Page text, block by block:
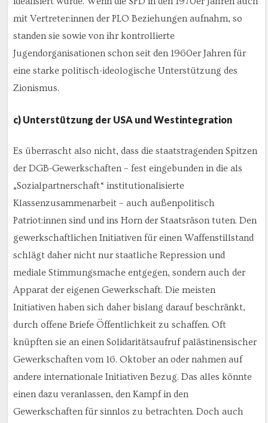
mit Vertreter:innen der PLO Beziehungen aufnahm, so
standen sie sowie von ihr kontrollierte
Jugendorganisationen schon seit den 1960er Jahren für
eine starke politisch-ideologische Unterstützung des
Zionismus.
c) Unterstützung der USA und Westintegration
Es überrascht also nicht, dass die staatstragenden Spitzen
der DGB-Gewerkschaften – fest eingebunden in die als
„Sozialpartnerschaft“ institutionalisierte
Klassenzusammenarbeit – auch außenpolitisch
Patriot:innen sind und ins Horn der Staatsräson tuten. Den
gewerkschaftlichen Initiativen für einen Waffenstillstand
schlägt daher nicht nur staatliche Repression und
mediale Stimmungsmache entgegen, sondern auch der
Apparat der eigenen Gewerkschaft. Die meisten
Initiativen haben sich daher bislang darauf beschränkt,
durch offene Briefe Öffentlichkeit zu schaffen. Oft
knüpften sie an einen Solidaritätsaufruf palästinensischer
Gewerkschaften vom 16. Oktober an oder nahmen auf
andere internationale Initiativen Bezug. Das alles könnte
einen dazu veranlassen, den Kampf in den
Gewerkschaften für sinnlos zu betrachten. Doch auch